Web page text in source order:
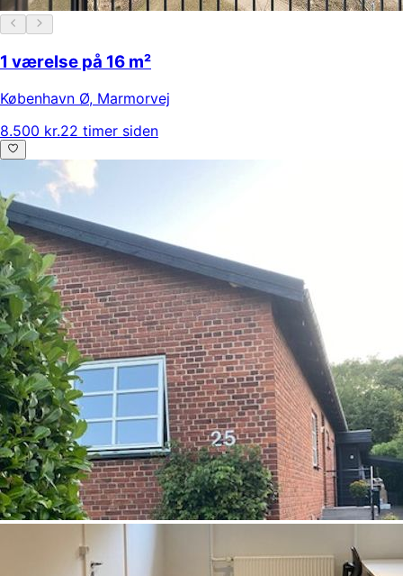
1 værelse på 16 m²
København Ø, Marmorvej
8.500 kr.22 timer siden